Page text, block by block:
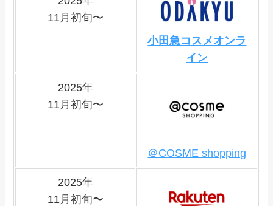
11月初旬〜
小田急コスメオンラ
イン
2025年
11月初旬〜
＠COSME shopping
2025年
11月初旬〜